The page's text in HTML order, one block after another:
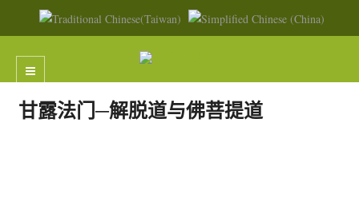
甘露法门─解脱道与佛菩提道